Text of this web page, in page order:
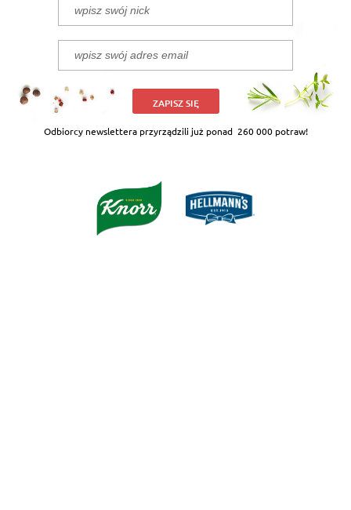
ZAPISZ SIĘ
Odbiorcy newslettera przyrządzili już ponad 260 000 potraw!